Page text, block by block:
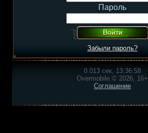
Пароль
Забыли пароль?
0.013 сек, 13:36:58
Overmobile © 2026, 16+
Соглашение